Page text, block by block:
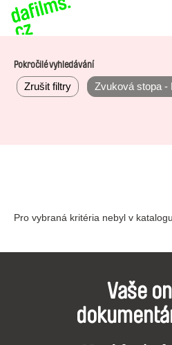
Pokročilé vyhledávání
Zrušit filtry Zvuková stopa -
Pro vybraná kritéria nebyl v
Vaše